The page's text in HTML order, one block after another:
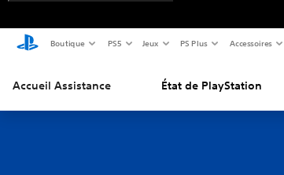
Boutique PS5 Jeux PS Plus Accessoires
Accueil Assistance État de PlayStation